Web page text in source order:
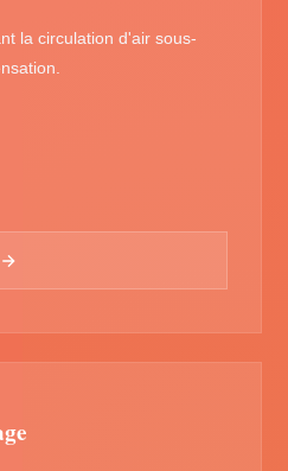
la circulation d'air sous-